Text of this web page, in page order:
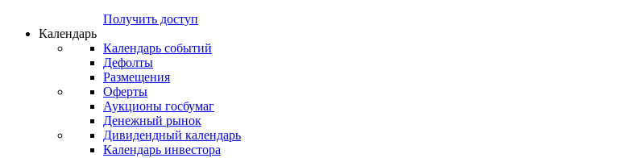
Получить доступ
Календарь
Календарь событий
Дефолты
Размещения
Оферты
Аукционы госбумаг
Денежный рынок
Дивидендный календарь
Календарь инвестора